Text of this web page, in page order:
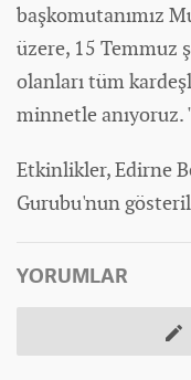
başkomutanımız
üzere, 15
olanları tüm
minnetle anıyoruz.
Etkinlikler, Edirne
Gurubu'nun
YORUMLAR